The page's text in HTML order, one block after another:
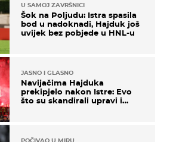
U SAMOJ ZAVRŠNICI
Šok na Poljudu: Istra spasila
bod u nadoknadi, Hajduk još
uvijek bez pobjede u HNL-u
JASNO I GLASNO
Navijačima Hajduka
prekipjelo nakon Istre: Evo
što su skandirali upravi i